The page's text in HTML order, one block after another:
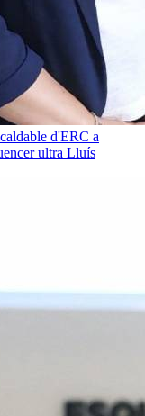
d'ERC a
ultra Lluís